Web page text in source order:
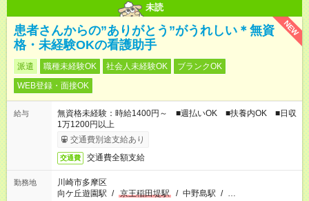
未読
NEW
患者さんからの”ありがとう”がうれしい＊無資
格・未経験OKの看護助手
派遣 職種未経験OK 社会人未経験OK
ブランクOK
WEB登録・面接OK
給与
無資格未経験：時給1400円～ ■週払いOK ■扶養内OK ■日収
1万1200円以上
交通費別途支給あり
交通費 交通費全額支給
勤務地
川崎市多摩区
向ケ丘遊園駅 / 京王稲田堤駅 / 中野島駅 / …